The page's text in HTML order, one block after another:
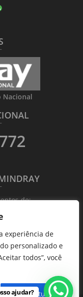
experiência de
personalizado e
todos”, você
Aceitar tudo
Nacional
de:
ajudar?